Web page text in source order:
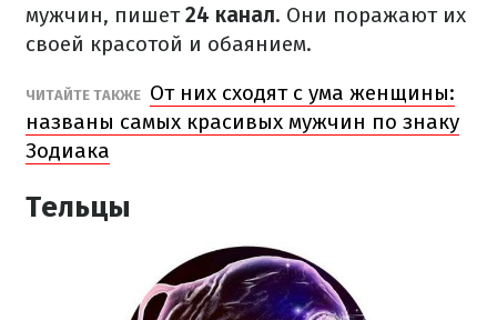
мужчин, пишет24 канал. Они поражают их
своей красотой и обаянием.
ЧИТАЙТЕ ТАКЖЕ От них сходят с ума женщины:
названы самых красивых мужчин по знаку
Зодиака
Тельцы